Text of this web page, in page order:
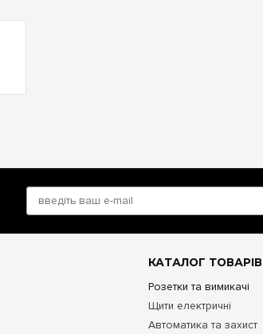
КАТАЛОГ ТОВАРІВ
Розетки та вимикачі
Щити електричні
Автоматика та захист